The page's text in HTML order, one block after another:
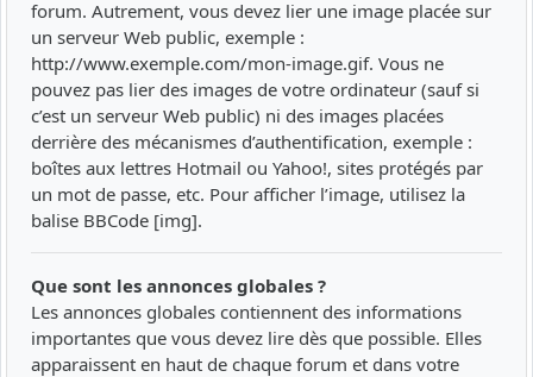
forum. Autrement, vous devez lier une image placée sur
un serveur Web public, exemple :
http://www.exemple.com/mon-image.gif. Vous ne
pouvez pas lier des images de votre ordinateur (sauf si
c’est un serveur Web public) ni des images placées
derrière des mécanismes d’authentification, exemple :
boîtes aux lettres Hotmail ou Yahoo!, sites protégés par
un mot de passe, etc. Pour afficher l’image, utilisez la
balise BBCode [img].
Que sont les annonces globales ?
Les annonces globales contiennent des informations
importantes que vous devez lire dès que possible. Elles
apparaissent en haut de chaque forum et dans votre